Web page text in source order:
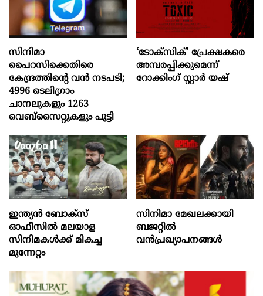
സിനിമാ
പൈറസിക്കെതിരെ
കേന്ദ്രത്തിന്റെ വൻ നടപടി;
4996 ടെലിഗ്രാം
ചാനലുകളും 1263
വെബ്‌സൈറ്റുകളും പൂട്ടി
‘ടോക്സിക്’ പ്രേക്ഷകരെ
അമ്പരപ്പിക്കുമെന്ന്
റോക്കിംഗ് സ്റ്റാർ യഷ്
ഇന്ത്യൻ ബോക്‌സ്
ഓഫീസിൽ മലയാള
സിനിമകൾക്ക് മികച്ച
മുന്നേറ്റം
സിനിമാ മേഖലക്കായി
ബജറ്റിൽ
വൻപ്രഖ്യാപനങ്ങൾ